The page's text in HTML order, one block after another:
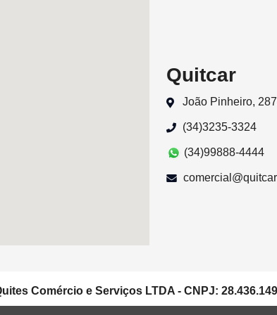
Quitcar
João Pinheiro,
(34)3235-3324
(34)99888-4444
Comércio e Serviços LTDA - CNPJ: